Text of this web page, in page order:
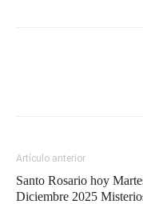
Artículo anterior
Santo Rosario hoy
Diciembre 2025